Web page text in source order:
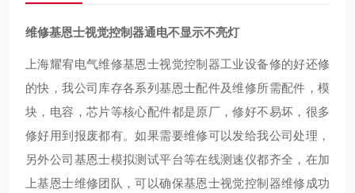
维修基恩士视觉控制器通电不显示不亮灯
上海耀宥电气维修基恩士视觉控制器工业设备修的好还修
的快，我公司库存各系列基恩士配件及维修所需配件，模
块，电容，芯片等核心配件都是原厂，修好不易坏，很多
修好用到报废都有。如果需要维修可以发给我公司处理，
另外公司基恩士模拟测试平台等在线测速仪都齐全，在加
上基恩士维修团队，可以确保基恩士视觉控制器维修成功